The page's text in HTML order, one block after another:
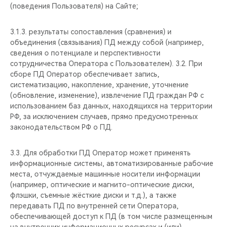
(поведения Пользователя) на Сайте;
3.1.3. результаты сопоставления (сравнения) и
объединения (связывания) ПД между собой (например,
сведения о потенциале и перспективности
сотрудничества Оператора с Пользователем). 3.2. При
сборе ПД Оператор обеспечивает запись,
систематизацию, накопление, хранение, уточнение
(обновление, изменение), извлечение ПД граждан РФ с
использованием баз данных, находящихся на территории
РФ, за исключением случаев, прямо предусмотренных
законодательством РФ о ПД.
3.3. Для обработки ПД Оператор может применять
информационные системы, автоматизированные рабочие
места, отчуждаемые машинные носители информации
(например, оптические и магнито-оптические диски,
флэшки, съемные жёсткие диски и т.д.), а также
передавать ПД по внутренней сети Оператора,
обеспечивающей доступ к ПД (в том числе размещенным